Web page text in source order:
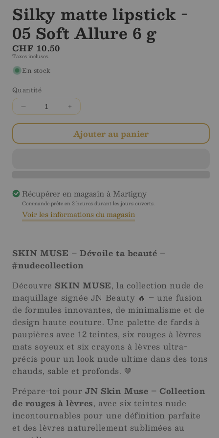
Silky matte lipstick -
05 Soft Allure 6 g
Prix
régulier
CHF 10.50
Taxes incluses.
En stock
Quantité
Diminuer
la
pour
05
Soft
Allure
6
Augmenter
la
quantité
pour
05
Soft
Allure
6
Ajouter au panier
Récupérer en magasin à Martigny
Commande prête en 2 heures durant les jours ouverts.
Voir les informations du magasin
SKIN MUSE – Dévoile ta beauté –
#nudecollection
Découvre SKIN MUSE, la collection nude de
maquillage signée JN Beauty 🔥 – une fusion
de formules innovantes, de minimalisme et de
design haute couture. Une palette de fards à
paupières avec 12 teintes, six rouges à lèvres
mats soyeux et six crayons à lèvres ultra-
précis pour un look nude ultime dans des tons
chauds, sable et profonds. 🤎
Prépare-toi pourJN Skin Muse – Collection
de rouges à lèvres, avec six teintes nude
incontournables pour une définition parfaite
et des lèvres naturellement sublimées au